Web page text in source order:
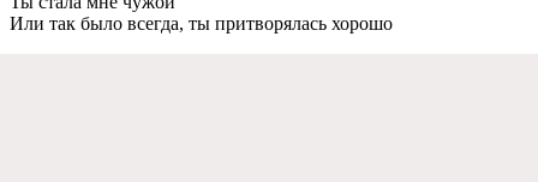
Или так было всeгда, ты притворялась хорошо